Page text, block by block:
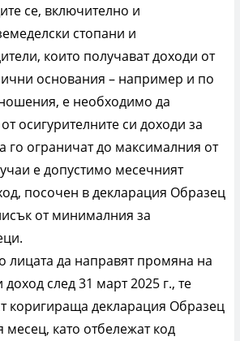
се, включително и
стопани и
които получават доходи от
основания – например и по
е необходимо да
осигурителните си доходи за
го ограничат до максималния от
е допустимо месечният
посочен в декларация Образец
от минималния за
лицата да направят промяна на
доход след 31 март 2025 г., те
коригираща декларация Образец
като отбележат код